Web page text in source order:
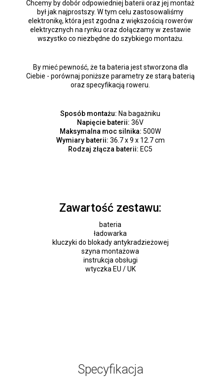
Chcemy by dobór odpowiedniej baterii oraz jej montaż
był jak najprostszy. W tym celu zastosowaliśmy
elektronikę, która jest zgodna z większością rowerów
elektrycznych na rynku oraz dołączamy w zestawie
wszystko co niezbędne do szybkiego montażu.
By mieć pewność, że ta bateria jest stworzona dla
Ciebie - porównaj poniższe parametry ze starą baterią
oraz specyfikacją roweru.
Sposób montażu: Na bagażniku
Napięcie baterii: 36V
Maksymalna moc silnika: 500W
Wymiary baterii: 36.7 x 9 x 12.7 cm
Rodzaj złącza baterii: EC5
Zawartość zestawu:
bateria
ładowarka
kluczyki do blokady antykradzieżowej
szyna montażowa
instrukcja obsługi
wtyczka EU / UK
Specyfikacja